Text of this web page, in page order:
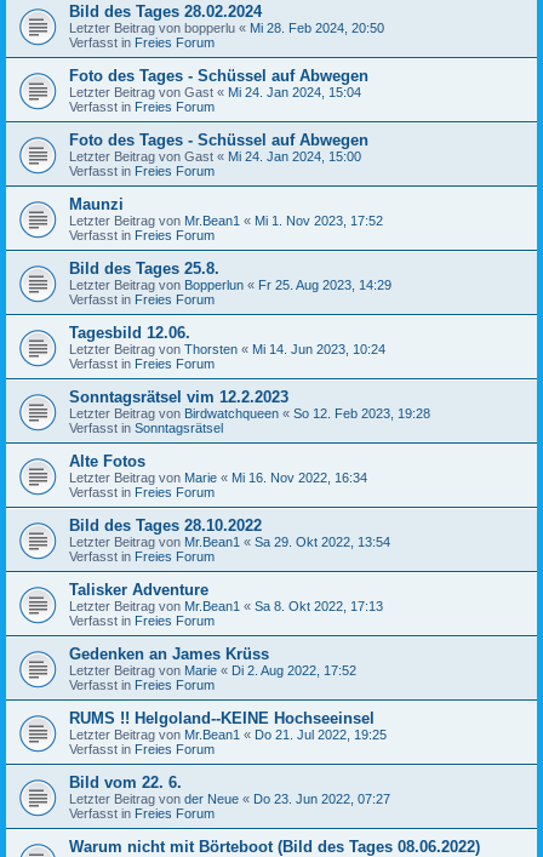
Bild des Tages 28.02.2024
Letzter Beitrag von bopperlu « Mi 28. Feb 2024, 20:50
Verfasst in Freies Forum
Foto des Tages - Schüssel auf Abwegen
Letzter Beitrag von Gast « Mi 24. Jan 2024, 15:04
Verfasst in Freies Forum
Foto des Tages - Schüssel auf Abwegen
Letzter Beitrag von Gast « Mi 24. Jan 2024, 15:00
Verfasst in Freies Forum
Maunzi
Letzter Beitrag von Mr.Bean1 « Mi 1. Nov 2023, 17:52
Verfasst in Freies Forum
Bild des Tages 25.8.
Letzter Beitrag von Bopperlun « Fr 25. Aug 2023, 14:29
Verfasst in Freies Forum
Tagesbild 12.06.
Letzter Beitrag von Thorsten « Mi 14. Jun 2023, 10:24
Verfasst in Freies Forum
Sonntagsrätsel vim 12.2.2023
Letzter Beitrag von Birdwatchqueen « So 12. Feb 2023, 19:28
Verfasst in Sonntagsrätsel
Alte Fotos
Letzter Beitrag von Marie « Mi 16. Nov 2022, 16:34
Verfasst in Freies Forum
Bild des Tages 28.10.2022
Letzter Beitrag von Mr.Bean1 « Sa 29. Okt 2022, 13:54
Verfasst in Freies Forum
Talisker Adventure
Letzter Beitrag von Mr.Bean1 « Sa 8. Okt 2022, 17:13
Verfasst in Freies Forum
Gedenken an James Krüss
Letzter Beitrag von Marie « Di 2. Aug 2022, 17:52
Verfasst in Freies Forum
RUMS !! Helgoland--KEINE Hochseeinsel
Letzter Beitrag von Mr.Bean1 « Do 21. Jul 2022, 19:25
Verfasst in Freies Forum
Bild vom 22. 6.
Letzter Beitrag von der Neue « Do 23. Jun 2022, 07:27
Verfasst in Freies Forum
Warum nicht mit Börteboot (Bild des Tages 08.06.2022)